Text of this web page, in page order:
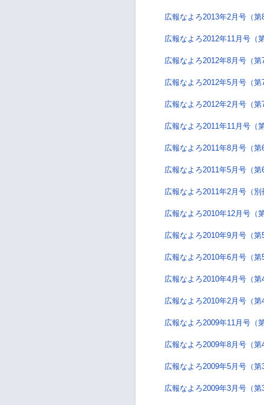
広報なよろ2013年2月号（第
広報なよろ2012年11月号（
広報なよろ2012年8月号（第
広報なよろ2012年5月号（第
広報なよろ2012年2月号（第
広報なよろ2011年11月号（
広報なよろ2011年8月号（第
広報なよろ2011年5月号（第
広報なよろ2011年2月号（別
広報なよろ2010年12月号（
広報なよろ2010年9月号（第
広報なよろ2010年6月号（第
広報なよろ2010年4月号（第
広報なよろ2010年2月号（第
広報なよろ2009年11月号（
広報なよろ2009年8月号（第
広報なよろ2009年5月号（第
広報なよろ2009年3月号（第